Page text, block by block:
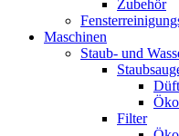
Zubehör
Maschinen
Staub- und
Filter